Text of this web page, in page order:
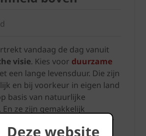
Deze website
vandaag de dag vanuit
visie. Kies voor duurzame
een lange levensduur. Die zijn
en bij voorkeur in eigen land
basis van natuurlijke
ze zijn gemakkelijk
Moeder aarde zal u dankbaar